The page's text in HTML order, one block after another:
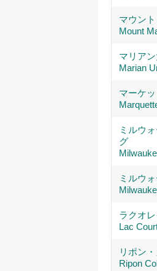
マウン
Mount
マリア
Marian
マーケ
ミルウ
グ
ミルウ
ラクオ
Lac
リポン
Ripon